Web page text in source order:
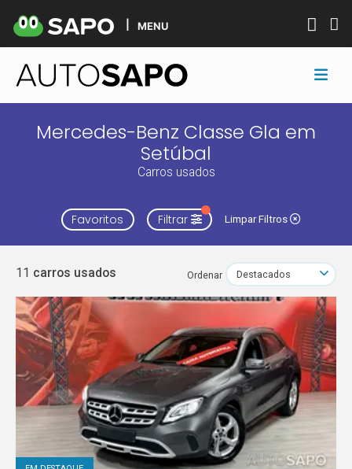
MENU
Mercedes-Benz Classe Gla em
Setúbal
Carros usados
Favoritos Filtrar Limpar Filtros
11 carros usados Ordenar